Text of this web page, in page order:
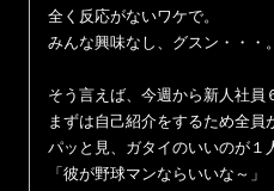
全く反応がないワケで。
みんな興味なし、グスン・・・。
そう言えば、今週から新人社員
まずは自己紹介をするため全員
パッと見、ガタイのいいのが１
「彼が野球マンならいいな～」